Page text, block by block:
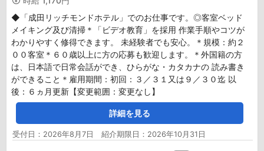
◆「成田リッチモンドホテル」でのお仕事です。◎客室ベッド
メイキング及び清掃＊「ビデオ教育」を採用 作業手順やコツが
わかりやすく修得できます。 未経験者でも安心。＊規模：約２
００客室＊６０歳以上に方の応募も歓迎します。＊外国籍の方
は、日本語で日常会話ができ、ひらがな・カタカナの 読み書き
ができること＊雇用期間：初回：３／３１又は９／３０迄 以
後：６ヵ月更新【変更範囲：変更なし】
詳細を見る
受付日：2026年8月7日 紹介期限日：2026年10月31日